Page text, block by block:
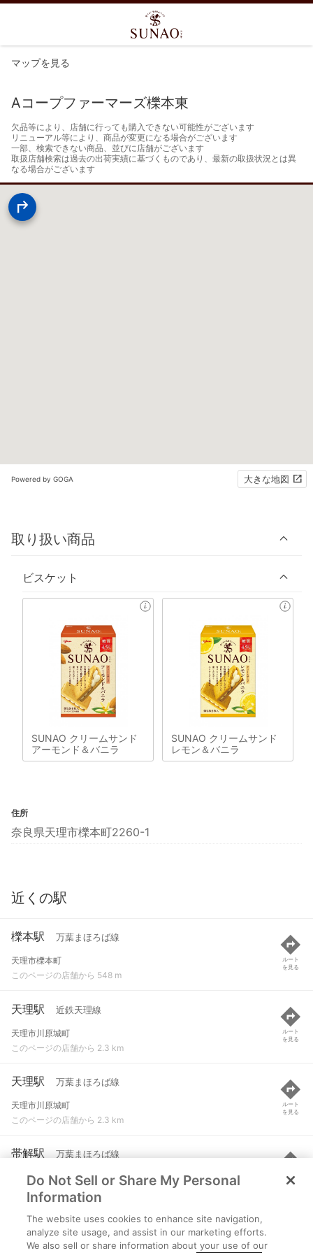
マップを見る
Aコープファーマーズ櫟本東
欠品等により、店舗に行っても購入できない可能性がございます
リニューアル等により、商品が変更になる場合がございます
一部、検索できない商品、並びに店舗がございます
取扱店舗検索は過去の出荷実績に基づくものであり、最新の取扱状況とは異
なる場合がございます
Powered by GOGA 大きな地図
取り扱い商品
ビスケット
SUNAO クリームサンド
アーモンド＆バニラ
SUNAO クリームサンド
レモン＆バニラ
住所
奈良県天理市櫟本町2260-1
近くの駅
櫟本駅 万葉まほろば線
天理市櫟本町
このページの店舗から 548 m
ルート
を見る
天理駅 近鉄天理線
天理市川原城町
このページの店舗から 2.3 km
ルート
を見る
天理駅 万葉まほろば線
天理市川原城町
このページの店舗から 2.3 km
ルート
を見る
帯解駅 万葉まほろば線
奈良市今市町１丁目
このページの店舗から 2.4 km
ルート
を見る
前栽駅 近鉄天理線
天理市杉本町２９０-６
Do Not Sell or Share My Personal
Information
The website uses cookies to enhance site navigation,
analyze site usage, and assist in our marketing efforts.
We also sell or share information about your use of our